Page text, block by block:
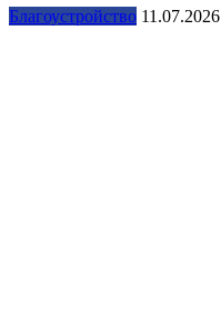
Благоустройство 11.07.2026